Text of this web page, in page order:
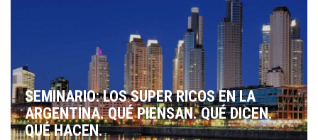
SEMINARIO: LOS SUPER RICOS EN LA
ARGENTINA. QUÉ PIENSAN. QUÉ DICEN.
QUÉ HACEN.